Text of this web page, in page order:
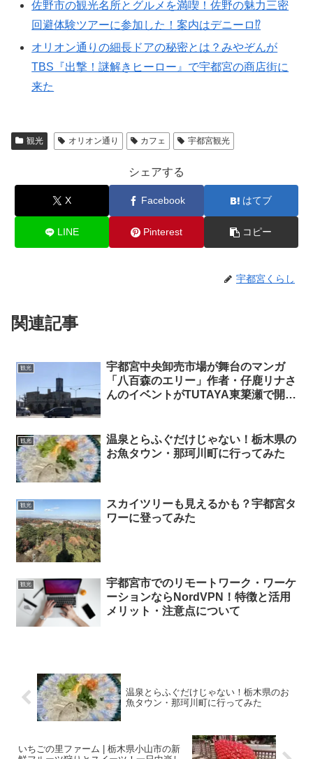
佐野市の観光名所とグルメを満喫！佐野の魅力三密
回避体験ツアーに参加した！案内はデニーロ⁉︎
オリオン通りの細長ドアの秘密とは？みやぞんが
TBS『出撃！謎解きヒーロー』で宇都宮の商店街に
来た
観光 オリオン通り カフェ 宇都宮観光
シェアする
X Facebook はてブ
LINE Pinterest コピー
宇都宮くらし
関連記事
観光
宇都宮中央卸売市場が舞台のマンガ
「八百森のエリー」作者・仔鹿リナさ
んのイベントがTUTAYA東簗瀬で開
観光
温泉とらふぐだけじゃない！栃木県の
お魚タウン・那珂川町に行ってみた
観光
スカイツリーも見えるかも？宇都宮タ
ワーに登ってみた
観光
宇都宮市でのリモートワーク・ワーケ
ーションならNordVPN！特徴と活用
メリット・注意点について
温泉とらふぐだけじゃない！栃木県のお
魚タウン・那珂川町に行ってみた
いちごの里ファーム | 栃木県小山市の新